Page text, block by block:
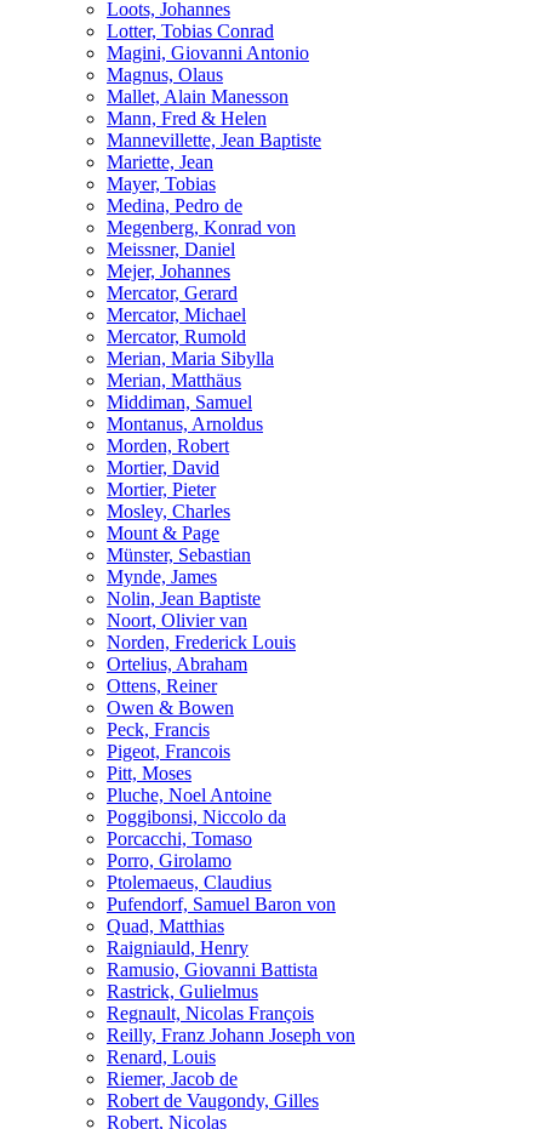
Loots, Johannes
Lotter, Tobias Conrad
Magini, Giovanni Antonio
Magnus, Olaus
Mallet, Alain Manesson
Mann, Fred & Helen
Mannevillette, Jean Baptiste
Mariette, Jean
Mayer, Tobias
Medina, Pedro de
Megenberg, Konrad von
Meissner, Daniel
Mejer, Johannes
Mercator, Gerard
Mercator, Michael
Mercator, Rumold
Merian, Maria Sibylla
Merian, Matthäus
Middiman, Samuel
Montanus, Arnoldus
Morden, Robert
Mortier, David
Mortier, Pieter
Mosley, Charles
Mount & Page
Münster, Sebastian
Mynde, James
Nolin, Jean Baptiste
Noort, Olivier van
Norden, Frederick Louis
Ortelius, Abraham
Ottens, Reiner
Owen & Bowen
Peck, Francis
Pigeot, Francois
Pitt, Moses
Pluche, Noel Antoine
Poggibonsi, Niccolo da
Porcacchi, Tomaso
Porro, Girolamo
Ptolemaeus, Claudius
Pufendorf, Samuel Baron von
Quad, Matthias
Raigniauld, Henry
Ramusio, Giovanni Battista
Rastrick, Gulielmus
Regnault, Nicolas François
Reilly, Franz Johann Joseph von
Renard, Louis
Riemer, Jacob de
Robert de Vaugondy, Gilles
Robert, Nicolas